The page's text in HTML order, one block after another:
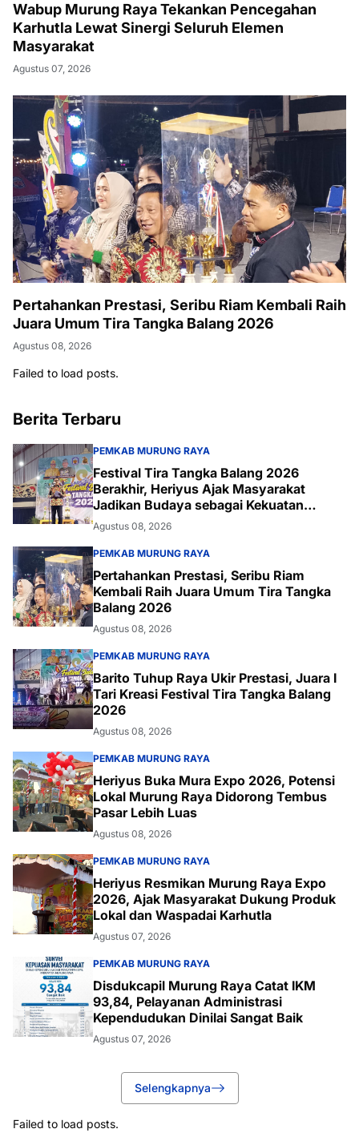
Wabup Murung Raya Tekankan Pencegahan
Karhutla Lewat Sinergi Seluruh Elemen
Masyarakat
Agustus 07, 2026
Pertahankan Prestasi, Seribu Riam Kembali Raih
Juara Umum Tira Tangka Balang 2026
Agustus 08, 2026
Failed to load posts.
Berita Terbaru
PEMKAB MURUNG RAYA
Festival Tira Tangka Balang 2026
Berakhir, Heriyus Ajak Masyarakat
Jadikan Budaya sebagai Kekuatan
Daerah
Agustus 08, 2026
PEMKAB MURUNG RAYA
Pertahankan Prestasi, Seribu Riam
Kembali Raih Juara Umum Tira Tangka
Balang 2026
Agustus 08, 2026
PEMKAB MURUNG RAYA
Barito Tuhup Raya Ukir Prestasi, Juara I
Tari Kreasi Festival Tira Tangka Balang
2026
Agustus 08, 2026
PEMKAB MURUNG RAYA
Heriyus Buka Mura Expo 2026, Potensi
Lokal Murung Raya Didorong Tembus
Pasar Lebih Luas
Agustus 08, 2026
PEMKAB MURUNG RAYA
Heriyus Resmikan Murung Raya Expo
2026, Ajak Masyarakat Dukung Produk
Lokal dan Waspadai Karhutla
Agustus 07, 2026
PEMKAB MURUNG RAYA
Disdukcapil Murung Raya Catat IKM
93,84, Pelayanan Administrasi
Kependudukan Dinilai Sangat Baik
Agustus 07, 2026
Selengkapnya
Failed to load posts.